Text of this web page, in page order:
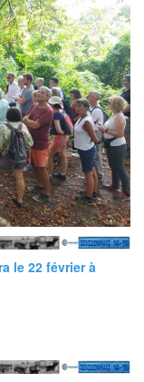
le 22 février à